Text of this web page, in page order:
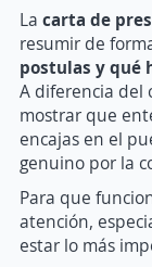
La carta de
resumir de
postulas y qué
A diferencia del
mostrar que
encajas en el
genuino por la
Para que
atención,
estar lo más